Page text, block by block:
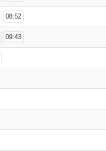
08:52
09:43